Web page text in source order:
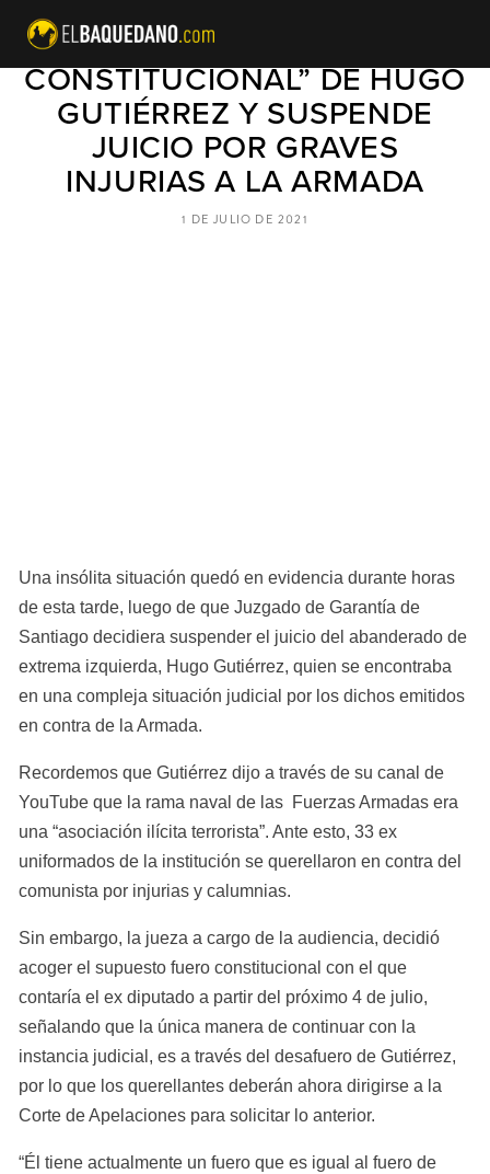
JUZGADO ACOGE “FUERO
CONSTITUCIONAL” DE HUGO
GUTIÉRREZ Y SUSPENDE
JUICIO POR GRAVES
INJURIAS A LA ARMADA
Una insólita situación quedó en evidencia durante horas
de esta tarde, luego de que Juzgado de Garantía de
Santiago decidiera suspender el juicio del abanderado de
extrema izquierda, Hugo Gutiérrez, quien se encontraba
en una compleja situación judicial por los dichos emitidos
en contra de la Armada.
Recordemos que Gutiérrez dijo a través de su canal de
YouTube que la rama naval de las  Fuerzas Armadas era
una “asociación ilícita terrorista”. Ante esto, 33 ex
uniformados de la institución se querellaron en contra del
comunista por injurias y calumnias.
Sin embargo, la jueza a cargo de la audiencia, decidió
acoger el supuesto fuero constitucional con el que
contaría el ex diputado a partir del próximo 4 de julio,
señalando que la única manera de continuar con la
instancia judicial, es a través del desafuero de Gutiérrez,
por lo que los querellantes deberán ahora dirigirse a la
Corte de Apelaciones para solicitar lo anterior.
“Él tiene actualmente un fuero que es igual al fuero de
1 DE JULIO DE 2021